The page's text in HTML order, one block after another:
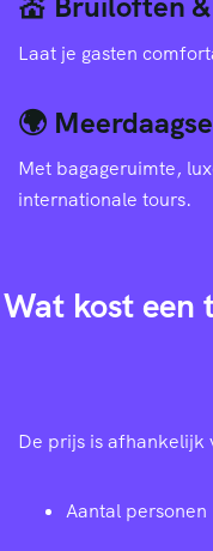
Laat je gasten
🌍
Met bagageruimte,
internationale tours.
Wat kost een
De prijs is afhankelijk
Aantal personen